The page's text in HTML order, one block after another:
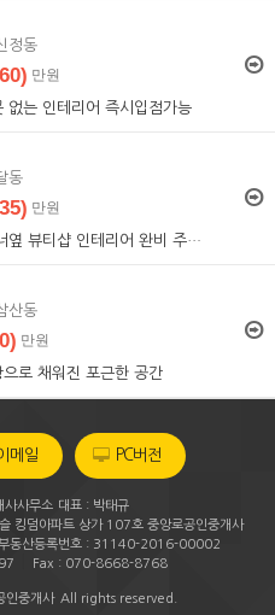
없는 인테리어 즉시입점가능
만원
만원
정동
대로변 사거리 코너옆 뷰티샵 인테리어 완비 주차장확보
만원
만원
동
으로 채워진 포근한 공간
만원
만원
산동
메일 PC버전
사사무소 대표 : 박태규
킹덤아파트 상가 107호 중앙로공인중개사
동산등록번호 : 31140-2016-00002
Fax : 070-8668-8768
인중개사 All rights reserved.